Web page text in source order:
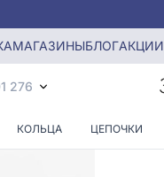
МАГАЗИНЫБЛОГАКЦИИ
276
КОЛЬЦА ЦЕПОЧКИ